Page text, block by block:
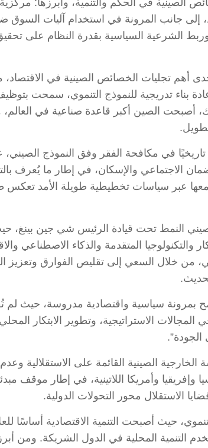
الصينية في الحكم والتنمية، وأبرزها:
إلى جانب المرونة في استخدام آليات السوق
الشرعية السياسية بقدرة النظام على
مع إطلاق سياسة الإصلاح والانفتاح عام 1978، التي جسدت إحدى أهم تجليات الخصائص
بناء تدريجية للنموذج التنموي، سمحت بتوظيف
أصبحت الصين أكبر قاعدة صناعية في
في مكافحة الفقر وفق النموذج الصيني،
الاجتماعي والإسكان، في إطار ما يُعرف
عبر سياسات تخطيطية طويلة الأمد تعكس
النمط تحت قيادة الرئيس شي جين بينغ،
والتكنولوجيا المتقدمة والذكاء الاصطناعي
من خلال السعي إلى تقليص الفوارق وتعزيز
بمرونة سياسية واقتصادية مدروسة، حيث لم
المجالات الاستراتيجية، وتطوير الابتكار
الجودة”.
الصينية القائمة على الاستقلالية وعدم
وأمريكا اللاتينية، في إطار موقف
الاستقلال محور التحولات الدولية.
حيث أصبحت التنمية الاقتصادية أساسًا
التنمية المحلية في الدول الشريكة. ومن